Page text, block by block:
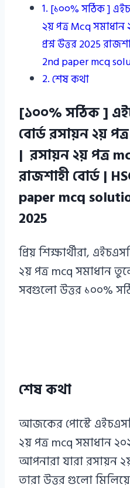
[১০০% সঠিক ]
২য় পত্র Mcq
প্রশ্ন উত্তর 2025
2nd paper mcq
শেষ কথা
[১০০% সঠিক ]
বোর্ড রসায়ন ২য়
| রসায়ন ২য় পত্র
রাজশাহী বোর্ড |
paper mcq
2025
প্রিয় শিক্ষার্থীরা,
২য় পত্র mcq সমাধান
সবগুলো উত্তর ১০০%
শেষ কথা
আজকের পোস্টে
২য় পত্র mcq সমাধান
আপনারা যারা রসায়ন
তারা উত্তর গুলো